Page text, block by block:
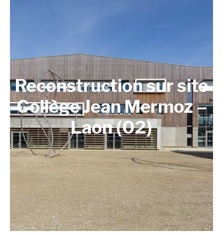
Reconstruction sur site
Collège Jean Mermoz –
Laon (02)